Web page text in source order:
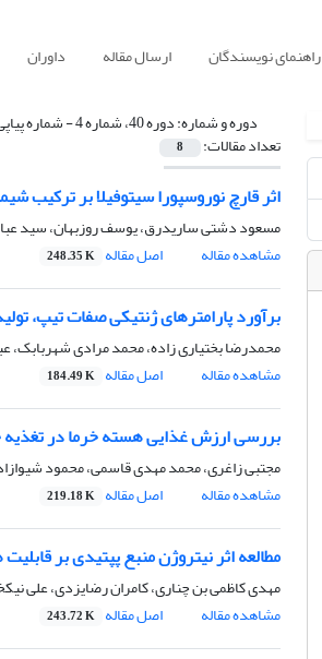
راهنمای نویسندگان ارسال مقاله داوران
دوره و شماره:دوره 40، شماره 4 - شماره پیاپی 238797، زمستان 1388، صفحه 1-78 (مجله علوم دامی ایران)
تعداد مقالات: 8
اثر قارچ نوروسپورا سیتوفیلا بر ترکیب
مسعود دشتی ساریدرق، یوسف روزبهان، سید
مشاهده مقاله
اصل مقاله 248.35 K
برآورد پارامترهای ژنتیکی صفات تیپ،
محمدرضا بختیاری زاده، محمد مرادی شهربابک،
مشاهده مقاله
اصل مقاله 184.49 K
بررسی ارزش غذایی هسته خرما در
مجتبی زاغری، محمد مهدی قاسمی، محمود
مشاهده مقاله
اصل مقاله 219.18 K
مطالعه اثر نیتروژن منبع پپتیدی بر
مهدی کاظمی بن چناری، کامران رضایزدی، علی
مشاهده مقاله
اصل مقاله 243.72 K